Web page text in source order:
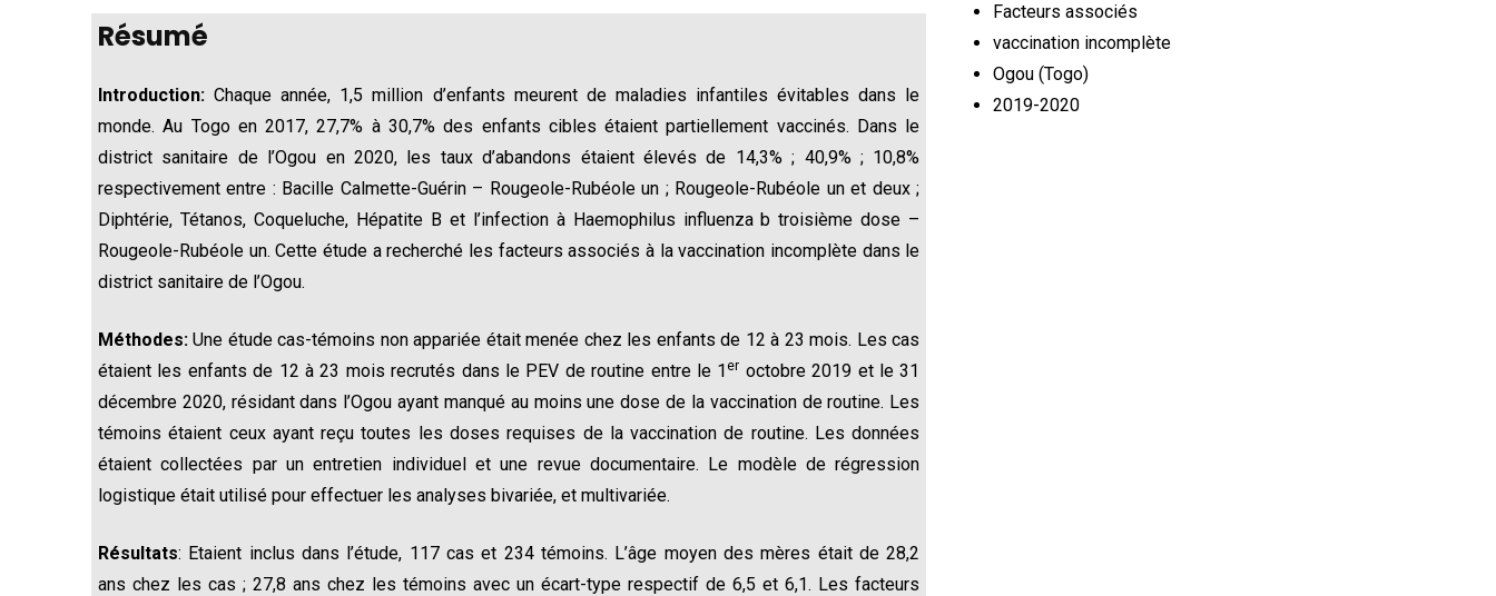
Résumé
Introduction:Chaque année, 1,5 million d’enfants meurent de maladies infantiles évitables dans le
monde. Au Togo en 2017, 27,7% à 30,7% des enfants cibles étaient partiellement vaccinés. Dans le
district sanitaire de l’Ogou en 2020, les taux d’abandons étaient élevés de 14,3% ; 40,9% ; 10,8%
respectivement entre : Bacille Calmette-Guérin – Rougeole-Rubéole un ; Rougeole-Rubéole un et deux ;
Diphtérie, Tétanos, Coqueluche, Hépatite B et l’infection à Haemophilus influenza b troisième dose –
Rougeole-Rubéole un. Cette étude a recherché les facteurs associés à la vaccination incomplète dans le
district sanitaire de l’Ogou.
Méthodes: Une étude cas-témoins non appariée était menée chez les enfants de 12 à 23 mois. Les cas
étaient les enfants de 12 à 23 mois recrutés dans le PEV de routine entre le 1er octobre 2019 et le 31
décembre 2020, résidant dans l’Ogou ayant manqué au moins une dose de la vaccination de routine. Les
témoins étaient ceux ayant reçu toutes les doses requises de la vaccination de routine. Les données
étaient collectées par un entretien individuel et une revue documentaire. Le modèle de régression
logistique était utilisé pour effectuer les analyses bivariée, et multivariée.
Résultats: Etaient inclus dans l’étude, 117 cas et 234 témoins. L’âge moyen des mères était de 28,2
ans chez les cas ; 27,8 ans chez les témoins avec un écart-type respectif de 6,5 et 6,1. Les facteurs
Facteurs associés
vaccination incomplète
Ogou (Togo)
2019-2020